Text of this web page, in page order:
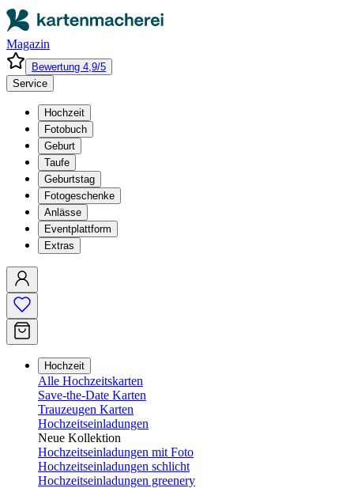
Magazin
Bewertung 4,9/5
Service
Hochzeit
Fotobuch
Geburt
Taufe
Geburtstag
Fotogeschenke
Anlässe
Eventplattform
Extras
Hochzeit
Alle Hochzeitskarten
Save-the-Date Karten
Trauzeugen Karten
Hochzeitseinladungen
Neue Kollektion
Hochzeitseinladungen mit Foto
Hochzeitseinladungen schlicht
Hochzeitseinladungen greenery